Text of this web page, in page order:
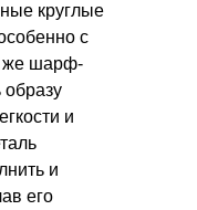
круглые
с
же шарф-
образу
и
и
его